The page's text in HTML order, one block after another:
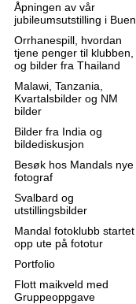
Åpningen av vår
jubileumsutstilling i Buen
Orrhanespill, hvordan
tjene penger til klubben,
og bilder fra Thailand
Malawi, Tanzania,
Kvartalsbilder og NM
bilder
Bilder fra India og
bildediskusjon
Besøk hos Mandals nye
fotograf
Svalbard og
utstillingsbilder
Mandal fotoklubb startet
opp ute på fototur
Portfolio
Flott maikveld med
Gruppeoppgave